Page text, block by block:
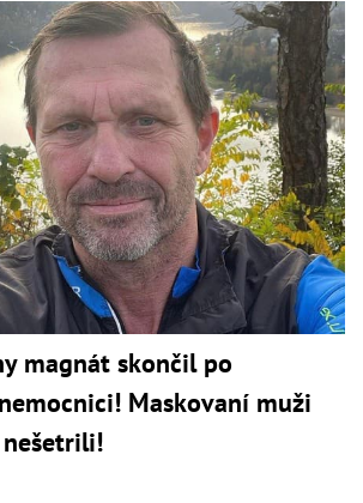
magnát skončil po
Maskovaní muži